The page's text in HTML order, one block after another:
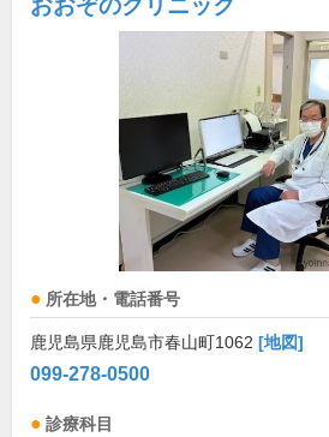
おおぞのクリニック
所在地・電話番号
鹿児島県鹿児島市春山町1062 [地図]
099-278-0500
診療科目